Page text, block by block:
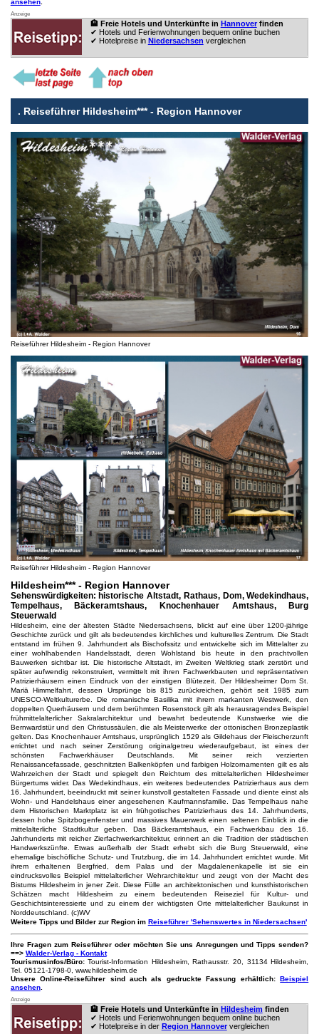
Anzeige
🏨 Freie Hotels und Unterkünfte in Hannoverfinden
✔ Hotels und Ferienwohnungen bequem online buchen
✔ Hotelpreise in Niedersachsen vergleichen
. Reiseführer Hildesheim*** - Region Hannover
Reiseführer Hildesheim - Region Hannover
Reiseführer Hildesheim - Region Hannover
Hildesheim*** - Region Hannover
Sehenswürdigkeiten: historische Altstadt, Rathaus, Dom, Wedekindhaus,
Tempelhaus, Bäckeramtshaus, Knochenhauer Amtshaus, Burg
Steuerwald
Hildesheim, eine der ältesten Städte Niedersachsens, blickt auf eine über 1200-jährige
Geschichte zurück und gilt als bedeutendes kirchliches und kulturelles Zentrum. Die Stadt
entstand im frühen 9. Jahrhundert als Bischofssitz und entwickelte sich im Mittelalter zu
einer wohlhabenden Handelsstadt, deren Wohlstand bis heute in den prachtvollen
Bauwerken sichtbar ist. Die historische Altstadt, im Zweiten Weltkrieg stark zerstört und
später aufwendig rekonstruiert, vermittelt mit ihren Fachwerkbauten und repräsentativen
Patrizierhäusern einen Eindruck von der einstigen Blütezeit. Der Hildesheimer Dom St.
Mariä Himmelfahrt, dessen Ursprünge bis 815 zurückreichen, gehört seit 1985 zum
UNESCO-Weltkulturerbe. Die romanische Basilika mit ihrem markanten Westwerk, den
doppelten Querhäusern und dem berühmten Rosenstock gilt als herausragendes Beispiel
frühmittelalterlicher Sakralarchitektur und bewahrt bedeutende Kunstwerke wie die
Bernwardstür und den Christussäulen, die als Meisterwerke der ottonischen Bronzeplastik
gelten. Das Knochenhauer Amtshaus, ursprünglich 1529 als Gildehaus der Fleischerzunft
errichtet und nach seiner Zerstörung originalgetreu wiederaufgebaut, ist eines der
schönsten Fachwerkhäuser Deutschlands. Mit seiner reich verzierten
Renaissancefassade, geschnitzten Balkenköpfen und farbigen Holzornamenten gilt es als
Wahrzeichen der Stadt und spiegelt den Reichtum des mittelalterlichen Hildesheimer
Bürgertums wider. Das Wedekindhaus, ein weiteres bedeutendes Patrizierhaus aus dem
16. Jahrhundert, beeindruckt mit seiner kunstvoll gestalteten Fassade und diente einst als
Wohn- und Handelshaus einer angesehenen Kaufmannsfamilie. Das Tempelhaus nahe
dem Historischen Marktplatz ist ein frühgotisches Patrizierhaus des 14. Jahrhunderts,
dessen hohe Spitzbogenfenster und massives Mauerwerk einen seltenen Einblick in die
mittelalterliche Stadtkultur geben. Das Bäckeramtshaus, ein Fachwerkbau des 16.
Jahrhunderts mit reicher Zierfachwerkarchitektur, erinnert an die Tradition der städtischen
Handwerkszünfte. Etwas außerhalb der Stadt erhebt sich die Burg Steuerwald, eine
ehemalige bischöfliche Schutz- und Trutzburg, die im 14. Jahrhundert errichtet wurde. Mit
ihrem erhaltenen Bergfried, dem Palas und der Magdalenenkapelle ist sie ein
eindrucksvolles Beispiel mittelalterlicher Wehrarchitektur und zeugt von der Macht des
Bistums Hildesheim in jener Zeit. Diese Fülle an architektonischen und kunsthistorischen
Schätzen macht Hildesheim zu einem bedeutenden Reiseziel für Kultur- und
Geschichtsinteressierte und zu einem der wichtigsten Orte mittelalterlicher Baukunst in
Norddeutschland. (c)WV
Weitere Tipps und Bilder zur Region im Reiseführer 'Sehenswertes in Niedersachsen'
Ihre Fragen zum Reiseführer oder möchten Sie uns Anregungen und Tipps senden?
==> Walder-Verlag - Kontakt
Tourismusinfos/Büro:Tourist-Information Hildesheim, Rathausstr. 20, 31134 Hildesheim,
Tel. 05121-1798-0, www.hildesheim.de
Unsere Online-Reiseführer sind auch als gedruckte Fassung erhältlich:Beispiel
ansehen.
Anzeige
🏨 Freie Hotels und Unterkünfte in Hildesheim finden
✔ Hotels und Ferienwohnungen bequem online buchen
✔ Hotelpreise in der Region Hannoververgleichen